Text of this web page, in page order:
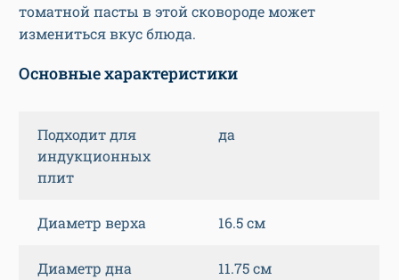
томатной пасты в этой сковороде может
измениться вкус блюда.
Основные характеристики
Подходит для
индукционных
плит
да
Диаметр верха 16.5 см
Диаметр дна 11.75 см